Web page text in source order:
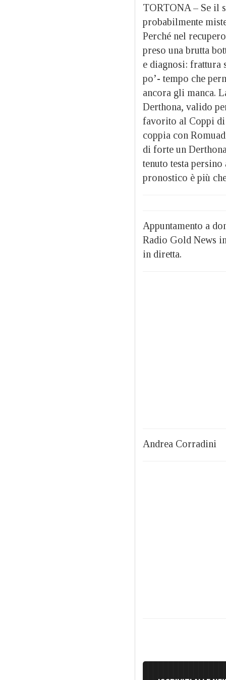
TORTONA – Se il
probabilmente
Perché nel
preso una brutta
e diagnosi: frattura
po’- tempo che
ancora gli manca.
Derthona, valido
favorito al Coppi
coppia con
di forte un
tenuto testa
pronostico è più
Appuntamento a
Radio Gold News
in diretta.
Andrea Corradini